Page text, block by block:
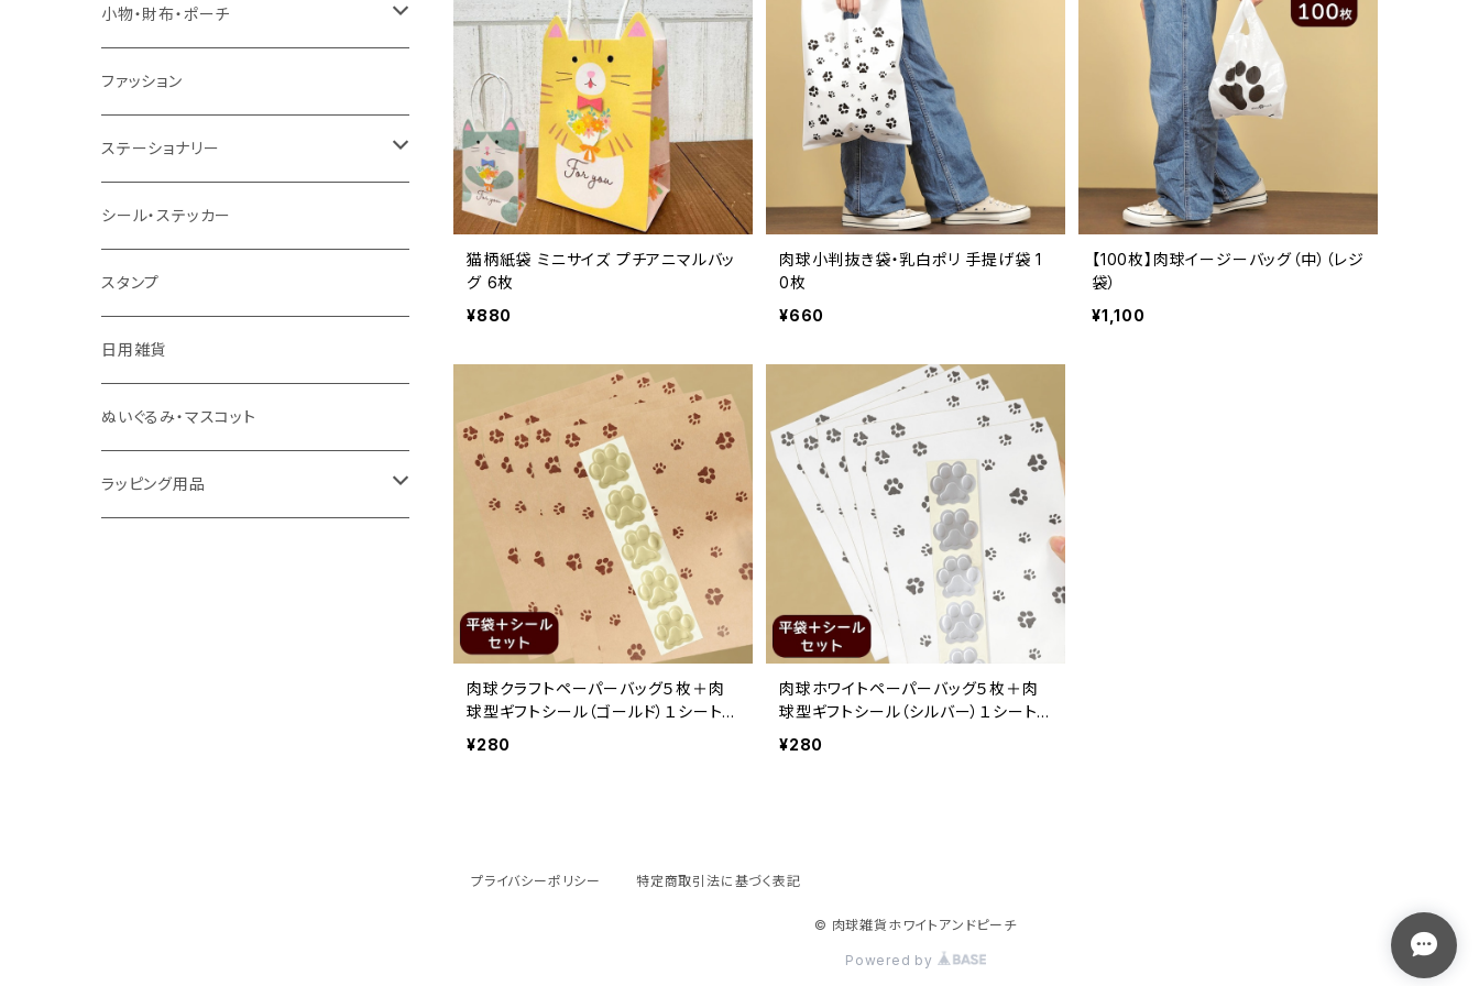
猫柄紙袋 ミニサイズ プチアニマルバッ
グ 6枚
¥880
肉球小判抜き袋・乳白ポリ 手提げ袋 1
0枚
¥660
【100枚】肉球イージーバッグ（中）（レジ
袋）
¥1,100
肉球クラフトペーパーバッグ５枚＋肉
球型ギフトシール（ゴールド）１シート5
枚セット
¥280
肉球ホワイトペーパーバッグ５枚＋肉
球型ギフトシール（シルバー）１シート5
枚セット
¥280
トートバッグ
ショルダーバッグ
リュック
小物・財布・ポーチ
ポーチ
財布
巾着
キーホルダー
その他
ファッション
ステーショナリー
マステ・テープ
筆記具
メモ帳・フセン・ノート
デスク周辺小物
便箋・封筒・カード
シール・ステッカー
スタンプ
日用雑貨
ぬいぐるみ・マスコット
ラッピング用品
プライバシーポリシー 特定商取引法に基づく表記
© 肉球雑貨ホワイトアンドピーチ
Powered by